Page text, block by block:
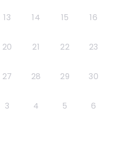
13 14 15 16
20 21 22 23
27 28 29 30
3 4 5 6